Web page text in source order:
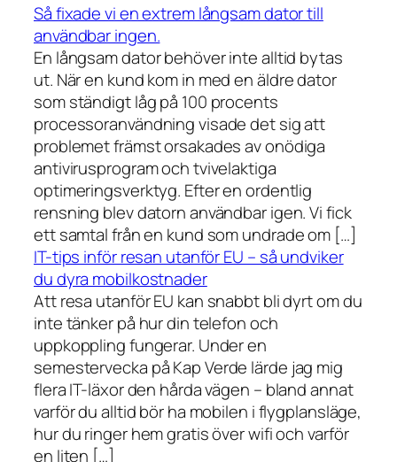
Så fixade vi en extrem långsam dator till
användbar ingen.
En långsam dator behöver inte alltid bytas
ut. När en kund kom in med en äldre dator
som ständigt låg på 100 procents
processoranvändning visade det sig att
problemet främst orsakades av onödiga
antivirusprogram och tvivelaktiga
optimeringsverktyg. Efter en ordentlig
rensning blev datorn användbar igen. Vi fick
ett samtal från en kund som undrade om […]
IT-tips inför resan utanför EU – så undviker
du dyra mobilkostnader
Att resa utanför EU kan snabbt bli dyrt om du
inte tänker på hur din telefon och
uppkoppling fungerar. Under en
semestervecka på Kap Verde lärde jag mig
flera IT-läxor den hårda vägen – bland annat
varför du alltid bör ha mobilen i flygplansläge,
hur du ringer hem gratis över wifi och varför
en liten […]